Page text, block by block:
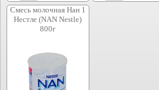
Смесь молочная Нан 1
Нестле (NAN Nestle)
800г